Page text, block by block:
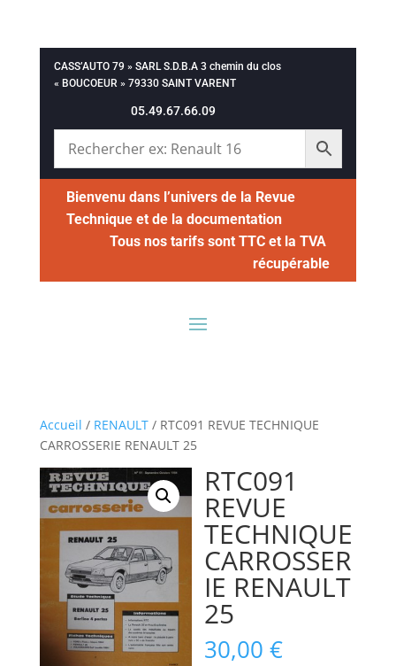
CASS’AUTO 79 » SARL S.D.B.A 3 chemin du clos
« BOUCOEUR » 79330 SAINT VARENT
05.49.67.66.09
Bienvenu dans l’univers de la Revue
Technique et de la documentation
Tous nos tarifs sont TTC et la TVA
récupérable
Accueil / RENAULT/ RTC091 REVUE TECHNIQUE
CARROSSERIE RENAULT 25
RTC091
REVUE
TECHNIQUE
CARROSSER
IE RENAULT
25
30,00€